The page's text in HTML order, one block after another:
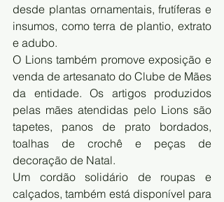
desde plantas ornamentais, frutíferas e
insumos, como terra de plantio, extrato
e adubo.
O Lions também promove exposição e
venda de artesanato do Clube de Mães
da entidade. Os artigos produzidos
pelas mães atendidas pelo Lions são
tapetes, panos de prato bordados,
toalhas de crochê e peças de
decoração de Natal.
Um cordão solidário de roupas e
calçados, também está disponível para